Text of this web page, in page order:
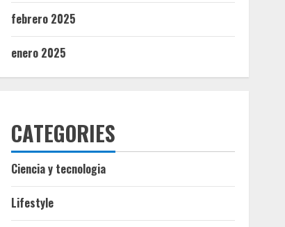
febrero 2025
enero 2025
CATEGORIES
Ciencia y tecnologia
Lifestyle